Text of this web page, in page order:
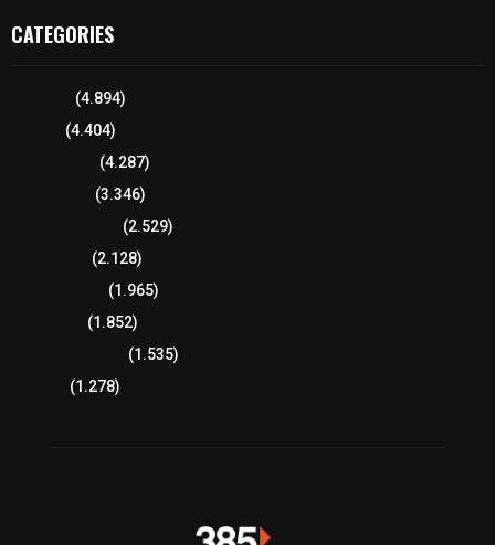
CATEGORIES
(4.894)
(4.404)
(4.287)
(3.346)
(2.529)
(2.128)
(1.965)
(1.852)
(1.535)
(1.278)